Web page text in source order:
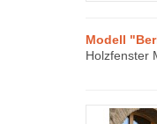
Modell
Holzfenster